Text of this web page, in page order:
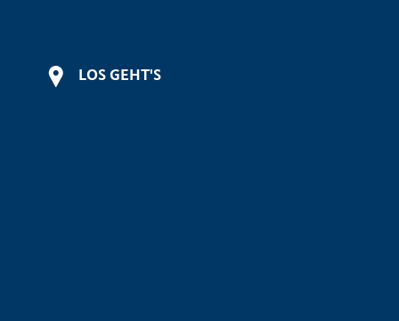
LOS GEHT'S